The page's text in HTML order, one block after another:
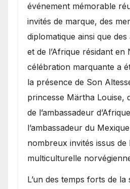
événement mémorable
invités de marque, des
diplomatique ainsi que des
et de l’Afrique résidant en
célébration marquante a
la présence de Son
princesse Märtha Louise,
de l’ambassadeur
l’ambassadeur du
nombreux invités issus de
multiculturelle
​L’un des temps forts de la